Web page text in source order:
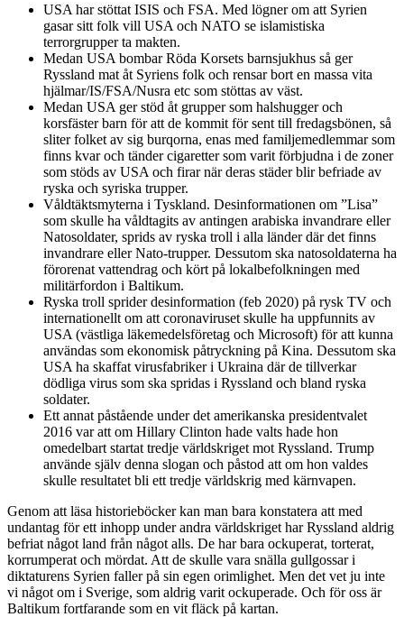
USA har stöttat ISIS och FSA. Med lögner om att Syrien
gasar sitt folk vill USA och NATO se islamistiska
terrorgrupper ta makten.
Medan USA bombar Röda Korsets barnsjukhus så ger
Ryssland mat åt Syriens folk och rensar bort en massa vita
hjälmar/IS/FSA/Nusra etc som stöttas av väst.
Medan USA ger stöd åt grupper som halshugger och
korsfäster barn för att de kommit för sent till fredagsbönen, så
sliter folket av sig burqorna, enas med familjemedlemmar som
finns kvar och tänder cigaretter som varit förbjudna i de zoner
som stöds av USA och firar när deras städer blir befriade av
ryska och syriska trupper.
Våldtäktsmyterna i Tyskland. Desinformationen om ”Lisa”
som skulle ha våldtagits av antingen arabiska invandrare eller
Natosoldater, sprids av ryska troll i alla länder där det finns
invandrare eller Nato-trupper. Dessutom ska natosoldaterna ha
förorenat vattendrag och kört på lokalbefolkningen med
militärfordon i Baltikum.
Ryska troll sprider desinformation (feb 2020) på rysk TV och
internationellt om att coronaviruset skulle ha uppfunnits av
USA (västliga läkemedelsföretag och Microsoft) för att kunna
användas som ekonomisk påtryckning på Kina. Dessutom ska
USA ha skaffat virusfabriker i Ukraina där de tillverkar
dödliga virus som ska spridas i Ryssland och bland ryska
soldater.
Ett annat påstående under det amerikanska presidentvalet
2016 var att om Hillary Clinton hade valts hade hon
omedelbart startat tredje världskriget mot Ryssland. Trump
använde själv denna slogan och påstod att om hon valdes
skulle resultatet bli ett tredje världskrig med kärnvapen.
Genom att läsa historieböcker kan man bara konstatera att med
undantag för ett inhopp under andra världskriget har Ryssland aldrig
befriat något land från något alls. De har bara ockuperat, torterat,
korrumperat och mördat. Att de skulle vara snälla gullgossar i
diktaturens Syrien faller på sin egen orimlighet. Men det vet ju inte
vi något om i Sverige, som aldrig varit ockuperade. Och för oss är
Baltikum fortfarande som en vit fläck på kartan.